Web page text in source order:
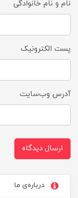
نام و نام خانوادگی
پست الکترونیک
آدرس وب‌سایت
ارسال دیدگاه
درباره‌ی ما